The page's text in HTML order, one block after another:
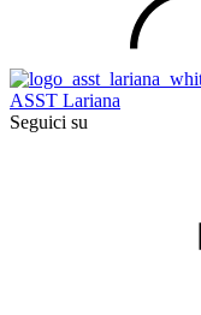
ASST Lariana
Seguici su